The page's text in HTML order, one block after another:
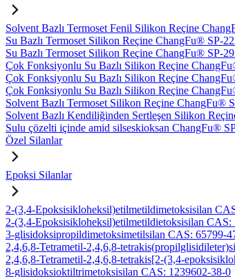
Solvent Bazlı Termoset Fenil Silikon Reçine
Su Bazlı Termoset Silikon Reçine ChangFu® SP-
Su Bazlı Termoset Silikon Reçine ChangFu® SP-
Çok Fonksiyonlu Su Bazlı Silikon Reçine
Çok Fonksiyonlu Su Bazlı Silikon Reçine
Çok Fonksiyonlu Su Bazlı Silikon Reçine
Solvent Bazlı Termoset Silikon Reçine ChangFu®
Solvent Bazlı Kendiliğinden Sertleşen Silikon
Sulu çözelti içinde amid silseskioksan ChangFu®
Özel Silanlar
Epoksi Silanlar
2-(3,4-Epoksisikloheksil)etilmetildimetoksisilan
2-(3,4-Epoksisikloheksil)etilmetildietoksisilan CAS:
3-glisidoksipropildimetoksimetilsilan CAS: 65799-
2,4,6,8-Tetrametil-2,4,6,8-
2,4,6,8-Tetrametil-2,4,6,8-tetrakis[2-(3,4-
8-glisidoksioktiltrimetoksisilan CAS: 1239602-38-0